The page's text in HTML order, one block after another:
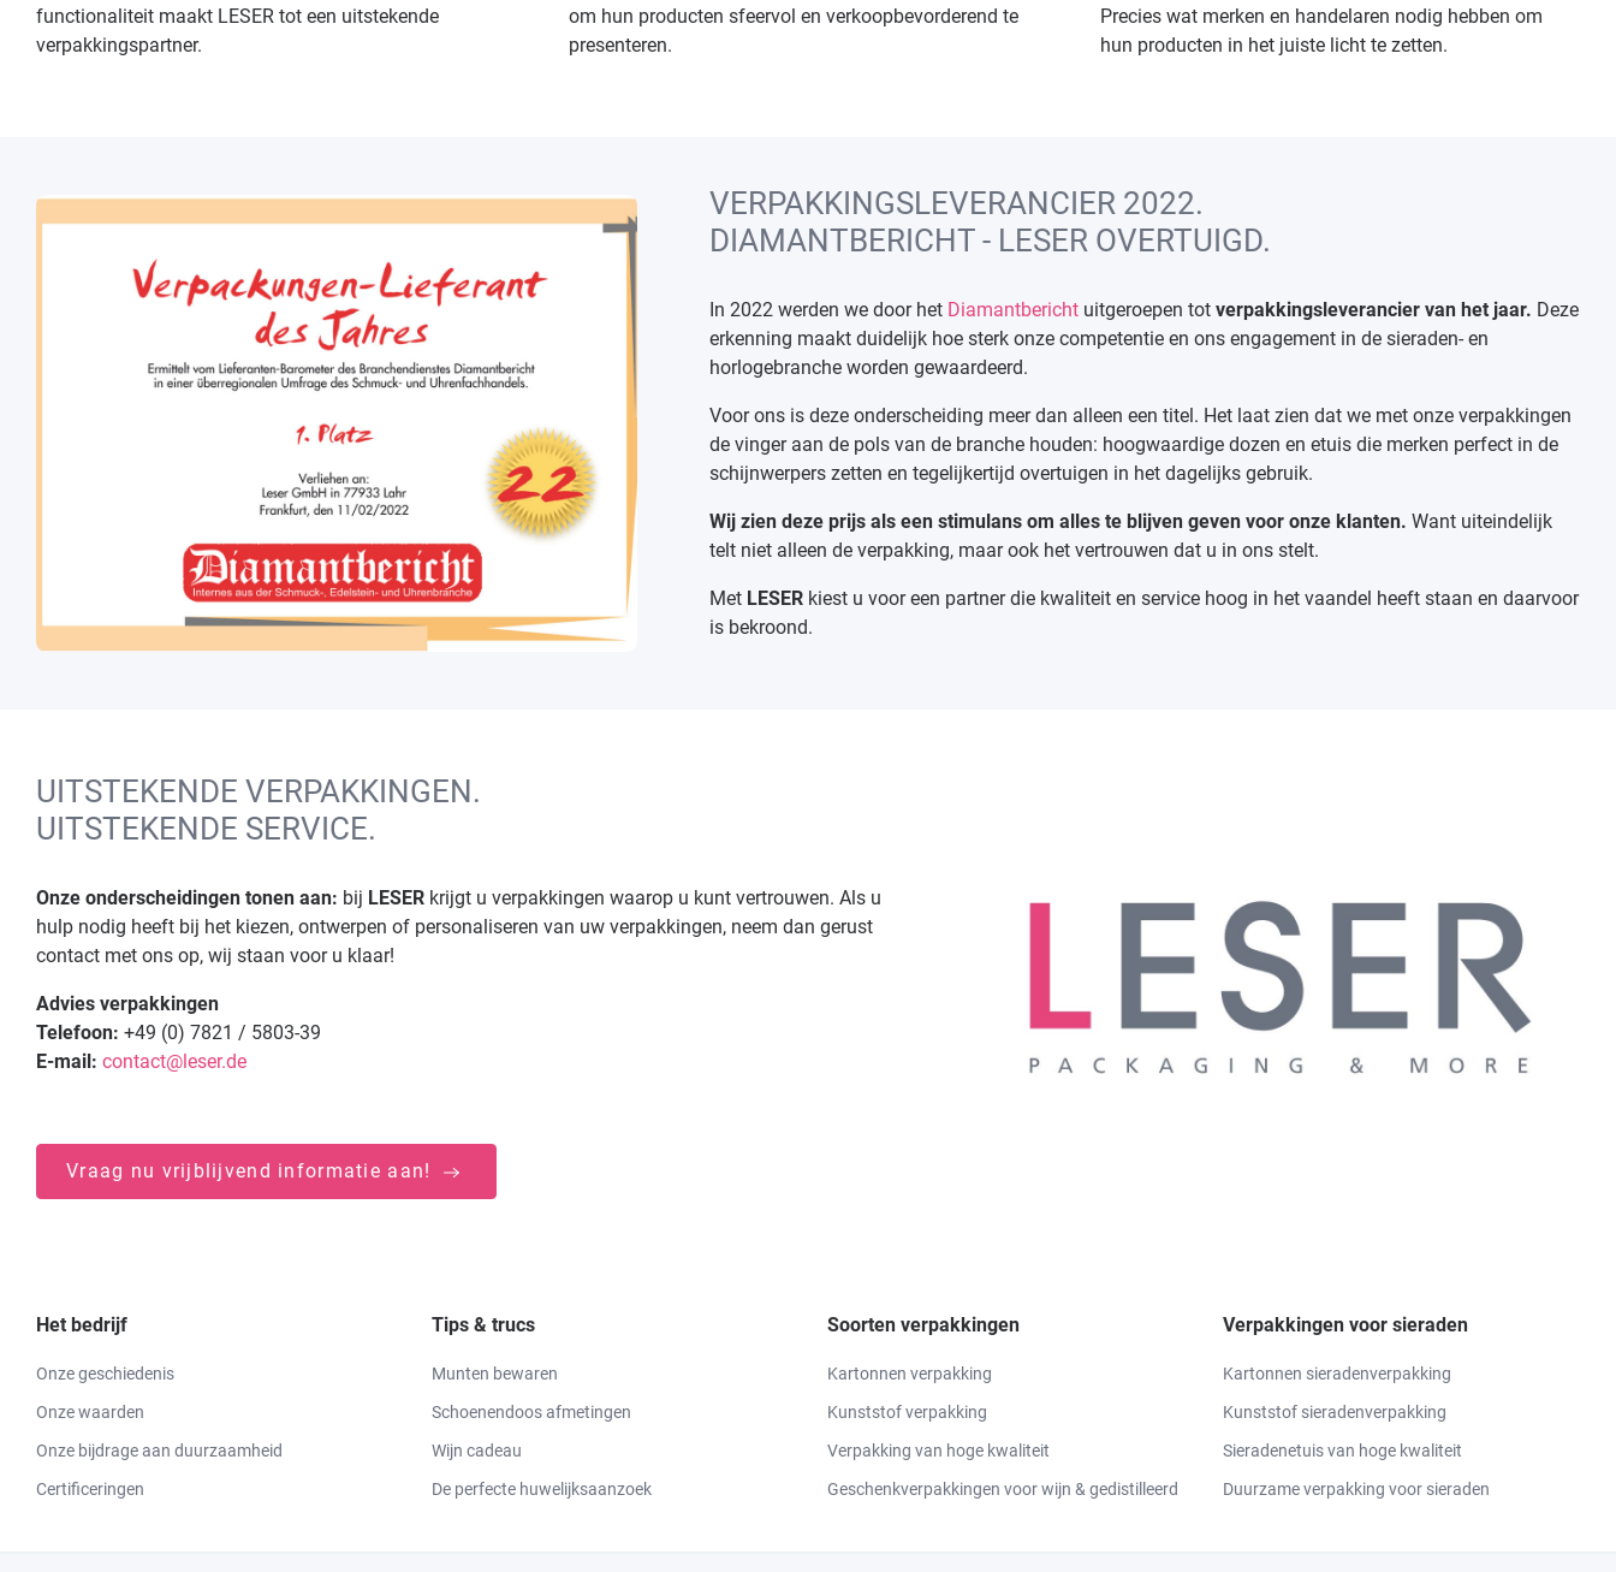
functionaliteit maakt LESER tot een uitstekende
verpakkingspartner.
om hun producten sfeervol en verkoopbevorderend te
presenteren.
Precies wat merken en handelaren nodig hebben om
hun producten in het juiste licht te zetten.
VERPAKKINGSLEVERANCIER 2022.
DIAMANTBERICHT - LESER OVERTUIGD.
In 2022 werden we door het Diamantbericht uitgeroepen tot verpakkingsleverancier van het jaar. Deze
erkenning maakt duidelijk hoe sterk onze competentie en ons engagement in de sieraden- en
horlogebranche worden gewaardeerd.
Voor ons is deze onderscheiding meer dan alleen een titel. Het laat zien dat we met onze verpakkingen
de vinger aan de pols van de branche houden: hoogwaardige dozen en etuis die merken perfect in de
schijnwerpers zetten en tegelijkertijd overtuigen in het dagelijks gebruik.
Wij zien deze prijs als een stimulans om alles te blijven geven voor onze klanten. Want uiteindelijk
telt niet alleen de verpakking, maar ook het vertrouwen dat u in ons stelt.
Met LESER kiest u voor een partner die kwaliteit en service hoog in het vaandel heeft staan en daarvoor
is bekroond.
UITSTEKENDE VERPAKKINGEN.
UITSTEKENDE SERVICE.
Onze onderscheidingen tonen aan: bij LESER krijgt u verpakkingen waarop u kunt vertrouwen. Als u
hulp nodig heeft bij het kiezen, ontwerpen of personaliseren van uw verpakkingen, neem dan gerust
contact met ons op, wij staan voor u klaar!
Advies verpakkingen
Telefoon: +49 (0) 7821 / 5803-39
E-mail: contact@leser.de
Vraag nu vrijblijvend informatie aan!
Het bedrijf
Onze geschiedenis
Onze waarden
Onze bijdrage aan duurzaamheid
Certificeringen
Tips & trucs
Munten bewaren
Schoenendoos afmetingen
Wijn cadeau
De perfecte huwelijksaanzoek
Soorten verpakkingen
Kartonnen verpakking
Kunststof verpakking
Verpakking van hoge kwaliteit
Geschenkverpakkingen voor wijn & gedistilleerd
Verpakkingen voor sieraden
Kartonnen sieradenverpakking
Kunststof sieradenverpakking
Sieradenetuis van hoge kwaliteit
Duurzame verpakking voor sieraden